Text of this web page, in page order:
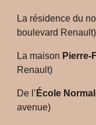
La résidence du
boulevard Renault)
La maison Pierre-
Renault)
De l’ École
avenue)